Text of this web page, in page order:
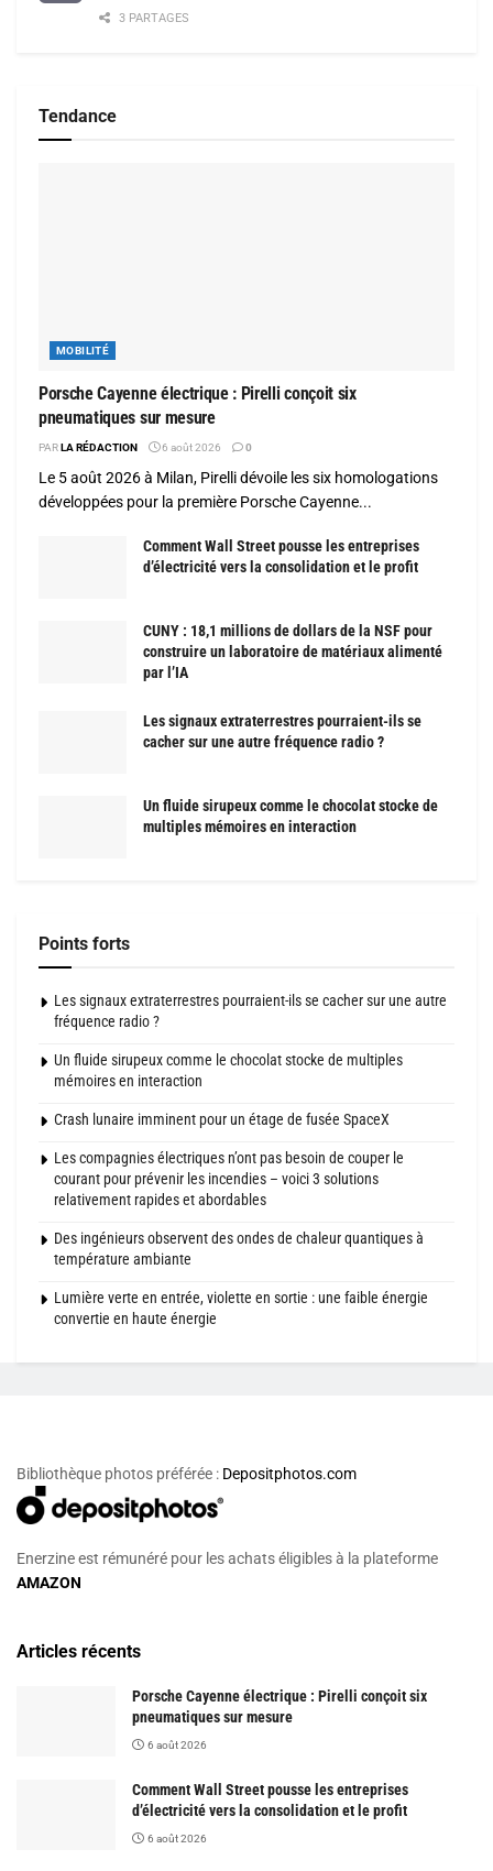
3 PARTAGES
Tendance
MOBILITÉ
Porsche Cayenne électrique : Pirelli conçoit six
pneumatiques sur mesure
PARLA RÉDACTION 6 août 2026 0
Le 5 août 2026 à Milan, Pirelli dévoile les six homologations
développées pour la première Porsche Cayenne...
Comment Wall Street pousse les entreprises
d’électricité vers la consolidation et le profit
CUNY : 18,1 millions de dollars de la NSF pour
construire un laboratoire de matériaux alimenté
par l’IA
Les signaux extraterrestres pourraient-ils se
cacher sur une autre fréquence radio ?
Un fluide sirupeux comme le chocolat stocke de
multiples mémoires en interaction
Points forts
Les signaux extraterrestres pourraient-ils se cacher sur une autre
fréquence radio ?
Un fluide sirupeux comme le chocolat stocke de multiples
mémoires en interaction
Crash lunaire imminent pour un étage de fusée SpaceX
Les compagnies électriques n’ont pas besoin de couper le
courant pour prévenir les incendies – voici 3 solutions
relativement rapides et abordables
Des ingénieurs observent des ondes de chaleur quantiques à
température ambiante
Lumière verte en entrée, violette en sortie : une faible énergie
convertie en haute énergie
Bibliothèque photos préférée : Depositphotos.com
Enerzine est rémunéré pour les achats éligibles à la plateforme
AMAZON
Articles récents
Porsche Cayenne électrique : Pirelli conçoit six
pneumatiques sur mesure
6 août 2026
Comment Wall Street pousse les entreprises
d’électricité vers la consolidation et le profit
6 août 2026